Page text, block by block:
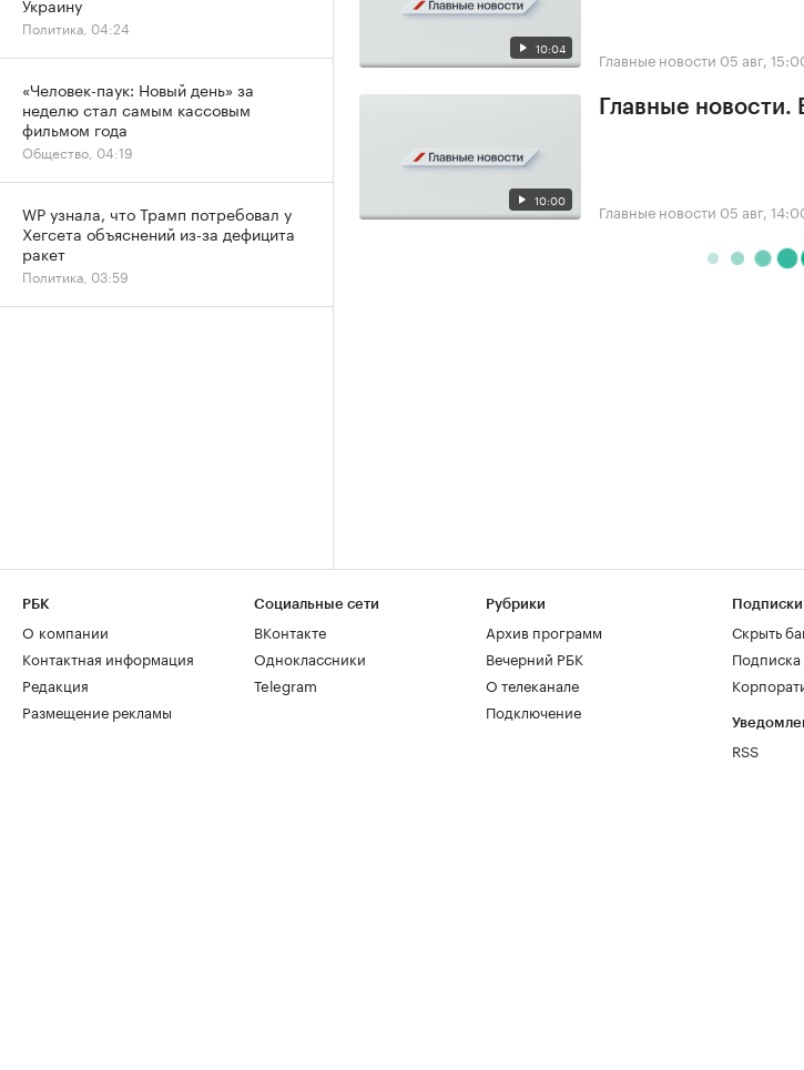
10:04 Главные новости 05 авг,
10:00
Главные
Главные новости 05 авг,
Политика, 04:24
«Человек-паук: Новый день» за
неделю стал самым кассовым
фильмом года
Общество, 04:19
WP узнала, что Трамп потребовал у
Хегсета объяснений из-за дефицита
ракет
Политика, 03:59
РБК
О компании
Контактная информация
Редакция
Размещение рекламы
Социальные сети
ВКонтакте
Одноклассники
Telegram
Рубрики
Архив программ
Вечерний РБК
О телеканале
Подключение
Подписки
Скрыть
RSS